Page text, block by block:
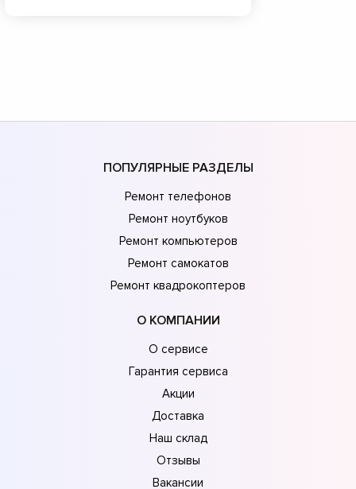
ПОПУЛЯРНЫЕ РАЗДЕЛЫ
Ремонт телефонов
Ремонт ноутбуков
Ремонт компьютеров
Ремонт самокатов
Ремонт квадрокоптеров
О КОМПАНИИ
О сервисе
Гарантия сервиса
Акции
Доставка
Наш склад
Отзывы
Вакансии